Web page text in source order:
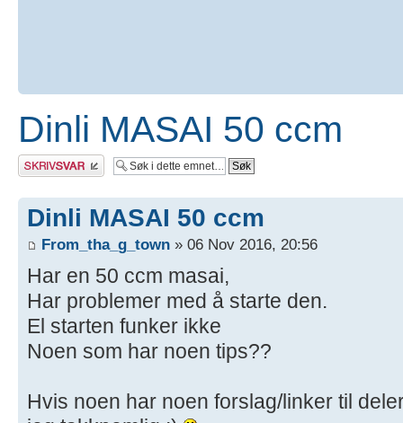
Dinli MASAI 50 ccm
Skriv et svar
Dinli MASAI 50 ccm
From_tha_g_town » 06 Nov 2016, 20:56
Har en 50 ccm masai,
Har problemer med å starte den.
El starten funker ikke
Noen som har noen tips??
Hvis noen har noen forslag/linker til